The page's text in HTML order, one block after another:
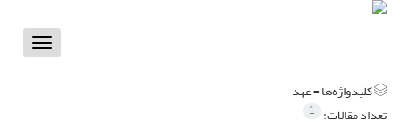
Toggle
کلیدواژه‌ها =عهد
تعداد مقالات: 1